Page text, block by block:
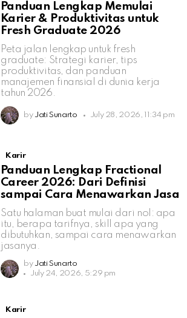
Panduan Lengkap Memulai
Karier & Produktivitas untuk
Fresh Graduate 2026
Peta jalan lengkap untuk fresh
graduate: Strategi karier, tips
produktivitas, dan panduan
manajemen finansial di dunia kerja
tahun 2026.
by Jati Sunarto July 28, 2026, 11:34 pm
Karir
Panduan Lengkap Fractional
Career 2026: Dari Definisi
sampai Cara Menawarkan Jasa
Satu halaman buat mulai dari nol: apa
itu, berapa tarifnya, skill apa yang
dibutuhkan, sampai cara menawarkan
jasanya.
by Jati Sunarto
July 24, 2026, 5:29 pm
Karir